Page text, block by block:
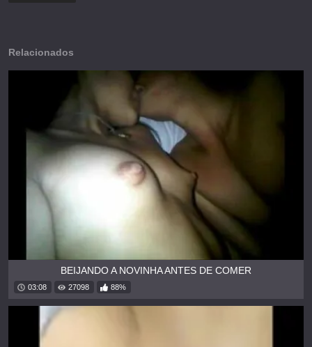
Relacionados
BEIJANDO A NOVINHA ANTES DE COMER
03:08 27098 88%